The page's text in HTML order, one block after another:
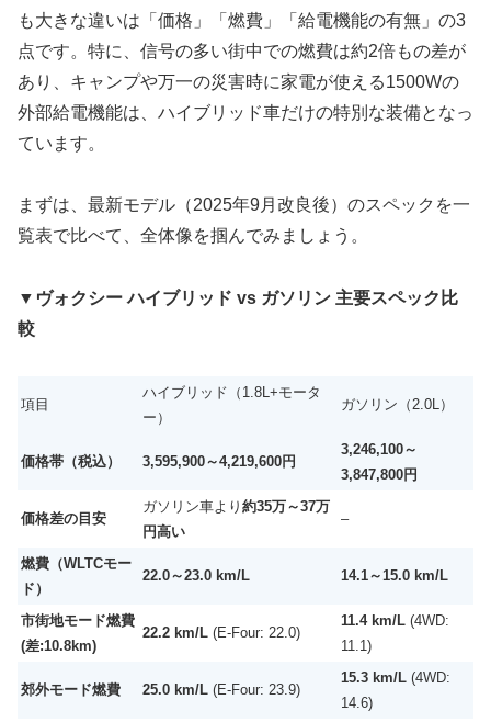
も大きな違いは「価格」「燃費」「給電機能の有無」の3
点です。特に、信号の多い街中での燃費は約2倍もの差が
あり、キャンプや万一の災害時に家電が使える1500Wの
外部給電機能は、ハイブリッド車だけの特別な装備となっ
ています。
まずは、最新モデル（2025年9月改良後）のスペックを一
覧表で比べて、全体像を掴んでみましょう。
▼ ヴォクシー ハイブリッド vs ガソリン 主要スペック比
較
項目
ハイブリッド（1.8L+モータ
ー）
ガソリン（2.0L）
価格帯（税込） 3,595,900～4,219,600円
3,246,100～
3,847,800円
価格差の目安
ガソリン車より 約35万～37万
円高い
–
燃費（WLTCモー
ド）
22.0～23.0 km/L 14.1～15.0 km/L
市街地モード燃費
(差:10.8km)
22.2 km/L (E-Four: 22.0)
11.4 km/L (4WD:
11.1)
郊外モード燃費 25.0 km/L (E-Four: 23.9)
15.3 km/L (4WD:
14.6)